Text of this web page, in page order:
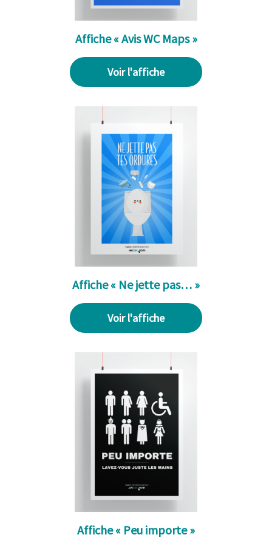
Affiche « Avis WC Maps »
Voir l'affiche
Affiche « Ne jette pas… »
Voir l'affiche
Affiche « Peu importe »